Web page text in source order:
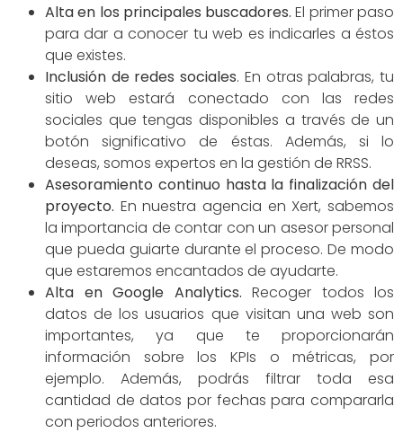
Alta en los principales buscadores. El primer paso
para dar a conocer tu web es indicarles a éstos
que existes.
Inclusión de redessociales. En otras palabras, tu
sitio web estará conectado con las redes
sociales que tengas disponibles a través de un
botón significativo de éstas. Además, si lo
deseas, somos expertos en la gestión de RRSS.
Asesoramiento continuo hasta la finalización del
proyecto. En nuestra agencia en Xert, sabemos
la importancia de contar con un asesor personal
que pueda guiarte durante el proceso. De modo
que estaremos encantados de ayudarte.
Alta en Google Analytics. Recoger todos los
datos de los usuarios que visitan una web son
importantes, ya que te proporcionarán
información sobre los KPIs o métricas, por
ejemplo. Además, podrás filtrar toda esa
cantidad de datos por fechas para compararla
con periodos anteriores.